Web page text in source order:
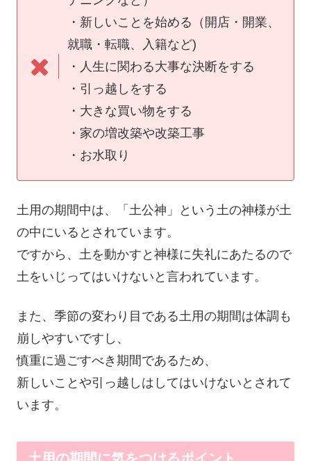
・新しいことを始める（開店・開業、
就職・転職、入籍など)
・人生に関わる大事な決断をする
・引っ越しをする
・大きな買い物をする
・家の増改築や改築工事
・お水取り
土用の期間中は、「土公神」という土の神様が土
の中にいるとされています。
ですから、土を動かすと神様に失礼にあたるので
土をいじってはいけないと言われています。
また、季節の変わり目である土用の期間は体調も
崩しやすいですし、
慎重に過ごすべき期間であるため、
新しいことや引っ越しはしてはいけないとされて
います。